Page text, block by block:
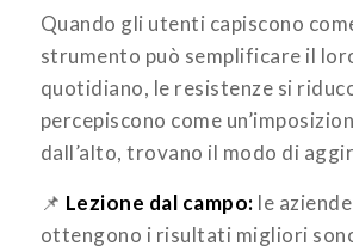
Quando gli utenti capiscono
strumento può semplificare il
quotidiano, le resistenze si
percepiscono come
dall’alto, trovano il modo di
📌 Lezione dal campo: le
ottengono i risultati migliori